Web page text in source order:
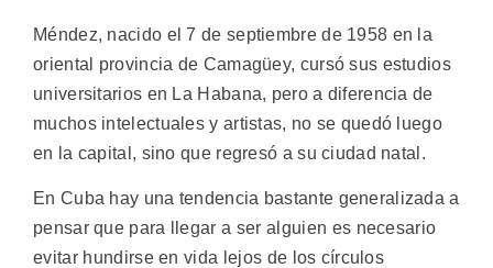
Méndez, nacido el 7 de septiembre de 1958 en la
oriental provincia de Camagüey, cursó sus estudios
universitarios en La Habana, pero a diferencia de
muchos intelectuales y artistas, no se quedó luego
en la capital, sino que regresó a su ciudad natal.
En Cuba hay una tendencia bastante generalizada a
pensar que para llegar a ser alguien es necesario
evitar hundirse en vida lejos de los círculos